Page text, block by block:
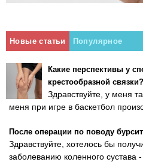
Новые статьи Популярное
Какие перспективы у
крестообразной связки?
Здравствуйте, у меня
меня при игре в баскетбол
После операции по поводу
Здравствуйте, хотелось бы
заболеванию коленного сустава